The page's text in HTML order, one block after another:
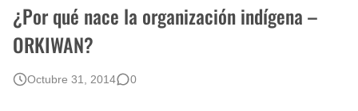
¿Por qué nace la organización indígena –
ORKIWAN?
Octubre 31, 2014 0